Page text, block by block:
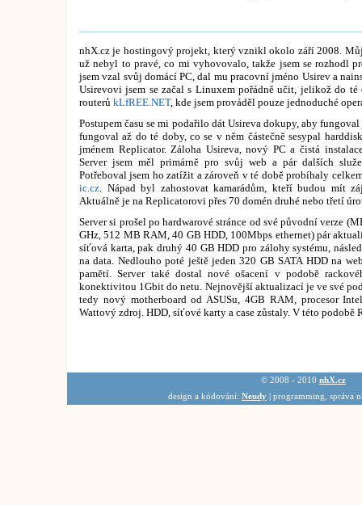
nhX.cz je hostingový projekt, který vznikl okolo září 2008. Můj
už nebyl to pravé, co mi vyhovovalo, takže jsem se rozhodl
jsem vzal svůj domácí PC, dal mu pracovní jméno Usirev a
Usirevovi jsem se začal s Linuxem pořádně učit, jelikož do té
routerů kLfREE.NET, kde jsem prováděl pouze jednoduché
Postupem času se mi podařilo dát Usireva dokupy, aby
fungoval až do té doby, co se v něm částečně sesypal
jménem Replicator. Záloha Usireva, nový PC a čistá
Server jsem měl primárně pro svůj web a pár dalších
Potřeboval jsem ho zatížit a zároveň v té době probíhaly
ic.cz. Nápad byl zahostovat kamarádům, kteří budou mít
Aktuálně je na Replicatorovi přes 70 domén druhé nebo třetí
Server si prošel po hardwarové stránce od své původní verze
GHz, 512 MB RAM, 40 GB HDD, 100Mbps ethernet) pár
síťová karta, pak druhý 40 GB HDD pro zálohy systému,
na data. Nedlouho poté ještě jeden 320 GB SATA HDD na
pamětí. Server také dostal nové ošacení v podobě
konektivitou 1Gbit do netu. Nejnovější aktualizací je ve své
tedy nový motherboard od ASUSu, 4GB RAM, procesor
Wattový zdroj. HDD, síťové karty a case zůstaly. V této podobě
© 2008 - 2010 nhX.cz
design a kódování: Neudy | programming, správa